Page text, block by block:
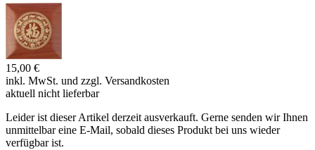
15,00 €
inkl. MwSt. und zzgl. Versandkosten
aktuell nicht lieferbar
Leider ist dieser Artikel derzeit ausverkauft. Gerne senden wir Ihnen
unmittelbar eine E-Mail, sobald dieses Produkt bei uns wieder
verfügbar ist.